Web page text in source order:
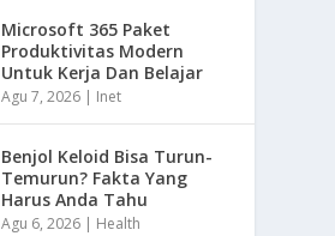
Microsoft 365 Paket
Produktivitas Modern
Untuk Kerja Dan Belajar
Agu 7, 2026 | Inet
Benjol Keloid Bisa Turun-
Temurun? Fakta Yang
Harus Anda Tahu
Agu 6, 2026 | Health